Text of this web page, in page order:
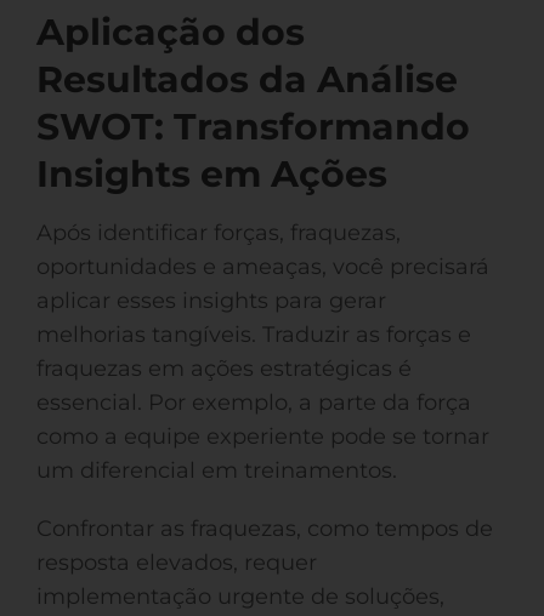
Aplicação dos
Resultados da Análise
SWOT: Transformando
Insights em Ações
Após identificar forças, fraquezas,
oportunidades e ameaças, você precisará
aplicar esses insights para gerar
melhorias tangíveis. Traduzir as forças e
fraquezas em ações estratégicas é
essencial. Por exemplo, a parte da força
como a equipe experiente pode se tornar
um diferencial em treinamentos.
Confrontar as fraquezas, como tempos de
resposta elevados, requer
implementação urgente de soluções,